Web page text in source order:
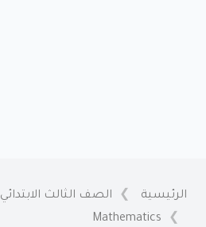
الرئيسية الصف الثالث الابتدائي
Mathematics